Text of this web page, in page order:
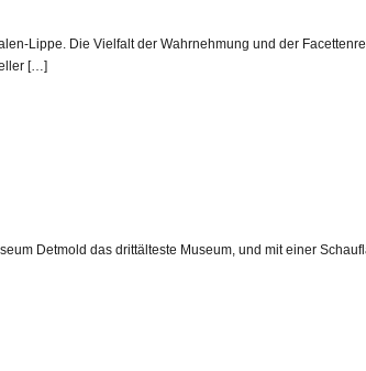
Lippe. Die Vielfalt der Wahrnehmung und der
[…]
Detmold das drittälteste Museum, und mit einer